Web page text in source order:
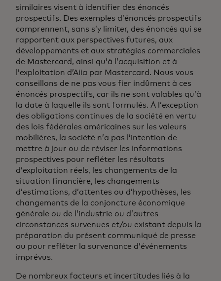
similaires visent à identifier des énoncés
prospectifs. Des exemples d’énoncés prospectifs
comprennent, sans s’y limiter, des énoncés qui se
rapportent aux perspectives futures, aux
développements et aux stratégies commerciales
de Mastercard, ainsi qu’à l’acquisition et à
l’exploitation d’Aiia par Mastercard. Nous vous
conseillons de ne pas vous fier indûment à ces
énoncés prospectifs, car ils ne sont valables qu’à
la date à laquelle ils sont formulés. À l’exception
des obligations continues de la société en vertu
des lois fédérales américaines sur les valeurs
mobilières, la société n’a pas l’intention de
mettre à jour ou de réviser les informations
prospectives pour refléter les résultats
d’exploitation réels, les changements de la
situation financière, les changements
d’estimations, d’attentes ou d’hypothèses, les
changements de la conjoncture économique
générale ou de l’industrie ou d’autres
circonstances survenues et/ou existant depuis la
préparation du présent communiqué de presse
ou pour refléter la survenance d’événements
imprévus.
De nombreux facteurs et incertitudes liés à la